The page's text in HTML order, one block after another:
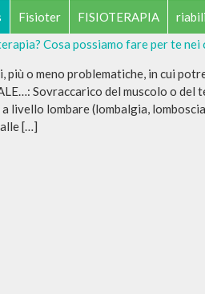
Fisioter FISIOTERAPIA
più o meno problematiche, in cui
Sovraccarico del muscolo o del
livello lombare (lombalgia,
[…]